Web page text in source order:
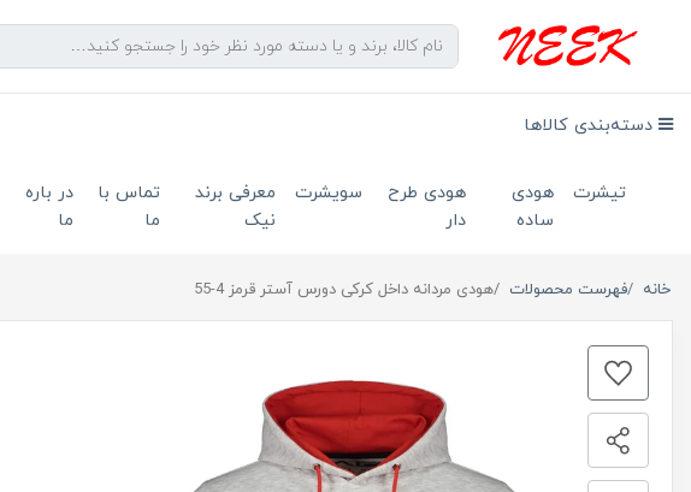
دسته‌بندی کالاها
تیشرت
هودی
ساده
هودی طرح
دار
سویشرت
معرفی برند
نیک
تماس با
ما
در باره
ما
خانه فهرست محصولات هودی مردانه داخل کرکی دورس آستر قرمز 4-55